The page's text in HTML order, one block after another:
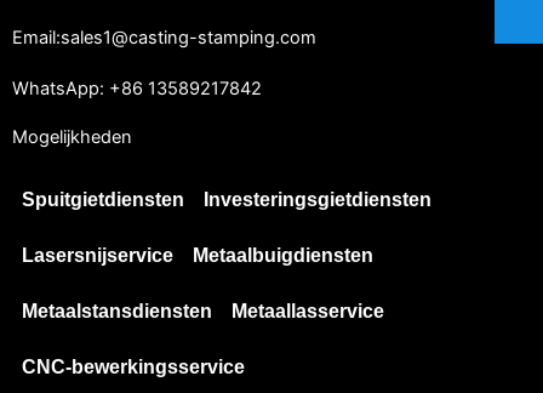
Email:sales1@casting-stamping.com
WhatsApp: +86 13589217842
Mogelijkheden
Spuitgietdiensten Investeringsgietdiensten
Lasersnijservice Metaalbuigdiensten
Metaalstansdiensten Metaallasservice
CNC-bewerkingsservice